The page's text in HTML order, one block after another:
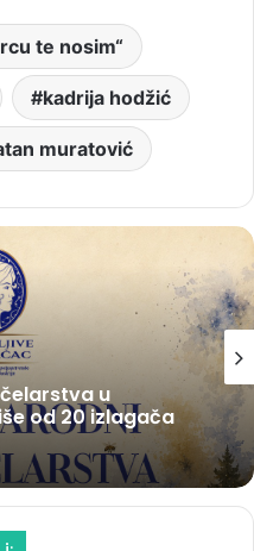
te nosim“
kadrija hodžić
muratović
u
od 20 izlagača